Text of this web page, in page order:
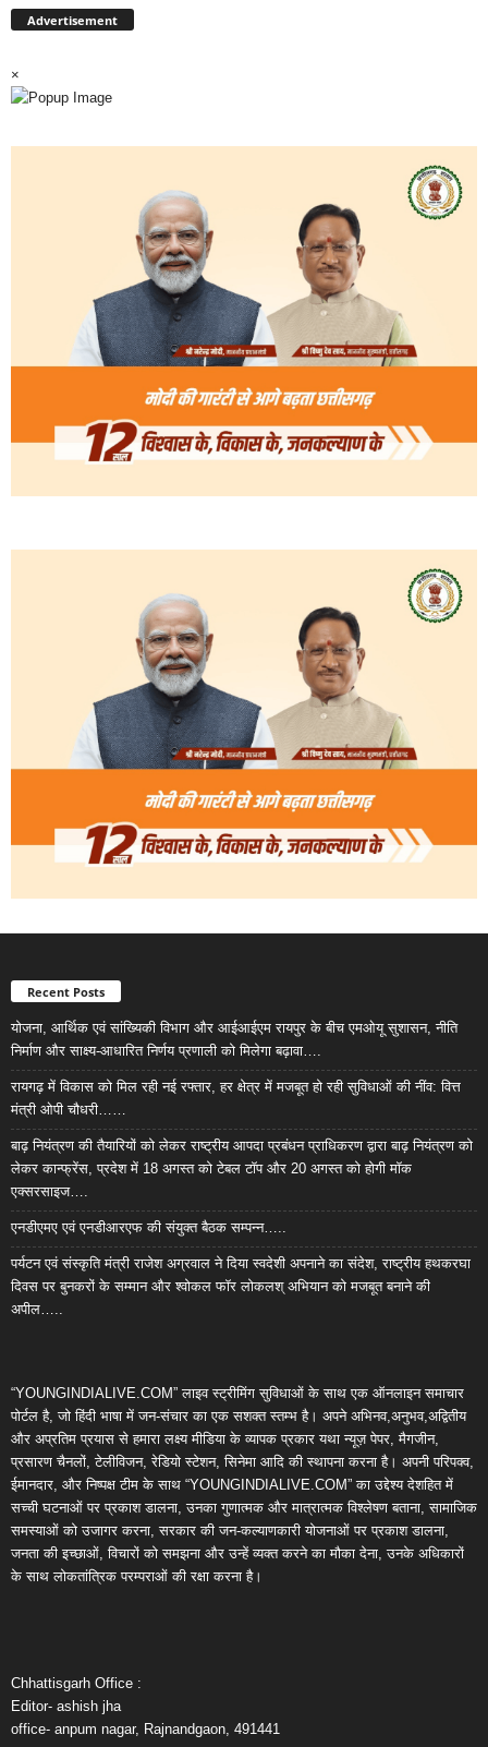
Advertisement
×
Recent Posts
योजना, आर्थिक एवं सांख्यिकी विभाग और आईआईएम रायपुर के बीच एमओयू सुशासन, नीति
निर्माण और साक्ष्य-आधारित निर्णय प्रणाली को मिलेगा बढ़ावा….
रायगढ़ में विकास को मिल रही नई रफ्तार, हर क्षेत्र में मजबूत हो रही सुविधाओं की नींव: वित्त
मंत्री ओपी चौधरी……
बाढ़ नियंत्रण की तैयारियों को लेकर राष्ट्रीय आपदा प्रबंधन प्राधिकरण द्वारा बाढ़ नियंत्रण को
लेकर कान्फ्रेंस, प्रदेश में 18 अगस्त को टेबल टॉप और 20 अगस्त को होगी मॉक
एक्सरसाइज….
एनडीएमए एवं एनडीआरएफ की संयुक्त बैठक सम्पन्न…..
पर्यटन एवं संस्कृति मंत्री राजेश अग्रवाल ने दिया स्वदेशी अपनाने का संदेश, राष्ट्रीय हथकरघा
दिवस पर बुनकरों के सम्मान और श्वोकल फॉर लोकलश् अभियान को मजबूत बनाने की
अपील…..
“YOUNGINDIALIVE.COM” लाइव स्ट्रीमिंग सुविधाओं के साथ एक ऑनलाइन समाचार
पोर्टल है, जो हिंदी भाषा में जन-संचार का एक सशक्त स्तम्भ है। अपने अभिनव,अनुभव,अद्वितीय
और अप्रतिम प्रयास से हमारा लक्ष्य मीडिया के व्यापक प्रकार यथा न्यूज़ पेपर, मैगजीन,
प्रसारण चैनलों, टेलीविजन, रेडियो स्टेशन, सिनेमा आदि की स्थापना करना है। अपनी परिपक्व,
ईमानदार, और निष्पक्ष टीम के साथ “YOUNGINDIALIVE.COM” का उद्देश्य देशहित में
सच्ची घटनाओं पर प्रकाश डालना, उनका गुणात्मक और मात्रात्मक विश्लेषण बताना, सामाजिक
समस्याओं को उजागर करना, सरकार की जन-कल्याणकारी योजनाओं पर प्रकाश डालना,
जनता की इच्छाओं, विचारों को समझना और उन्हें व्यक्त करने का मौका देना, उनके अधिकारों
के साथ लोकतांत्रिक परम्पराओं की रक्षा करना है।
Chhattisgarh Office :
Editor- ashish jha
office- anpum nagar, Rajnandgaon, 491441